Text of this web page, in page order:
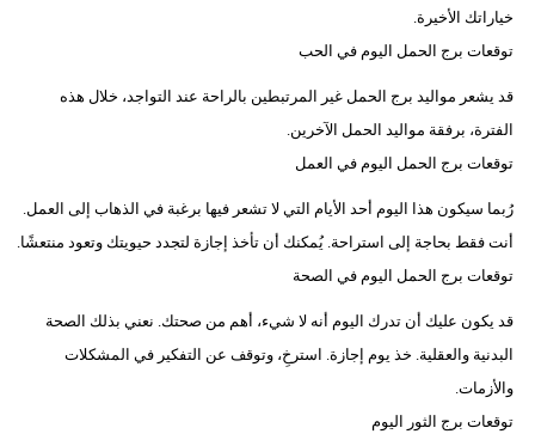
سيارات
خياراتك الأخيرة.
توقعات برج الحمل اليوم في الحب
قد يشعر مواليد برج الحمل غير المرتبطين بالراحة عند التواجد، خلال هذه
الفترة، برفقة مواليد الحمل الآخرين.
توقعات برج الحمل اليوم في العمل
رُبما سيكون هذا اليوم أحد الأيام التي لا تشعر فيها برغبة في الذهاب إلى العمل.
أنت فقط بحاجة إلى استراحة. يُمكنك أن تأخذ إجازة لتجدد حيويتك وتعود منتعشًا.
توقعات برج الحمل اليوم في الصحة
قد يكون عليك أن تدرك اليوم أنه ​​لا شيء، أهم من صحتك. نعني بذلك الصحة
البدنية والعقلية. خذ يوم إجازة. استرخِ، وتوقف عن التفكير في المشكلات
والأزمات.
توقعات برج الثور اليوم